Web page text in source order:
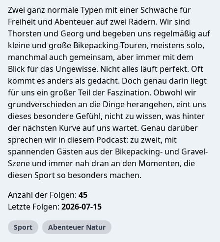
Zwei ganz normale Typen mit einer Schwäche für
Freiheit und Abenteuer auf zwei Rädern. Wir sind
Thorsten und Georg und begeben uns regelmäßig auf
kleine und große Bikepacking-Touren, meistens solo,
manchmal auch gemeinsam, aber immer mit dem
Blick für das Ungewisse. Nicht alles läuft perfekt. Oft
kommt es anders als gedacht. Doch genau darin liegt
für uns ein großer Teil der Faszination. Obwohl wir
grundverschieden an die Dinge herangehen, eint uns
dieses besondere Gefühl, nicht zu wissen, was hinter
der nächsten Kurve auf uns wartet. Genau darüber
sprechen wir in diesem Podcast: zu zweit, mit
spannenden Gästen aus der Bikepacking- und Gravel-
Szene und immer nah dran an den Momenten, die
diesen Sport so besonders machen.
Anzahl der Folgen: 45
Letzte Folgen: 2026-07-15
Sport Abenteuer Natur